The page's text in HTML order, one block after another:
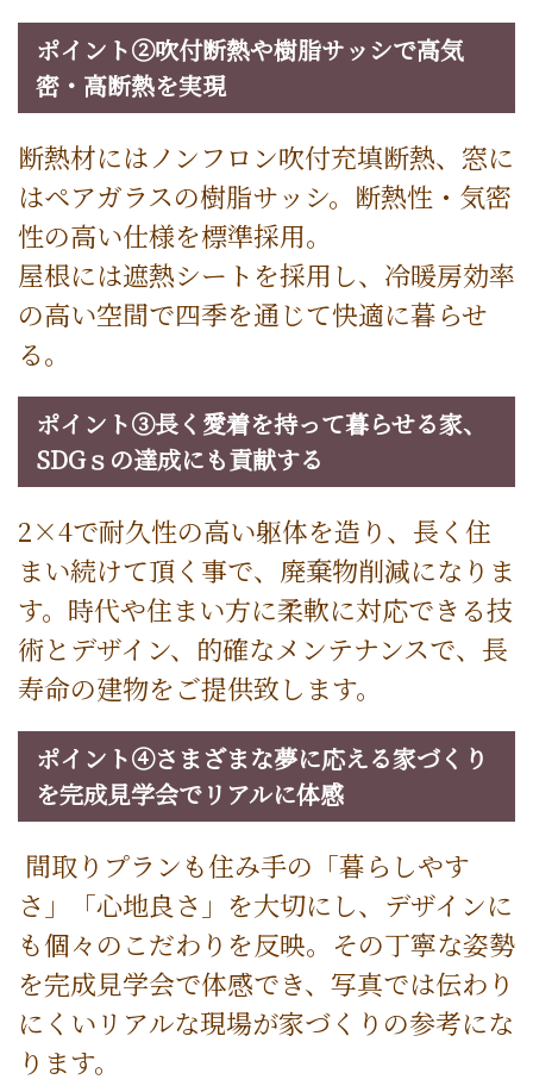
ポイント②吹付断熱や樹脂サッシで高気
密・高断熱を実現
断熱材にはノンフロン吹付充填断熱、窓に
はペアガラスの樹脂サッシ。断熱性・気密
性の高い仕様を標準採用。
屋根には遮熱シートを採用し、冷暖房効率
の高い空間で四季を通じて快適に暮らせ
る。
ポイント③長く愛着を持って暮らせる家、
SDGｓの達成にも貢献する
2×4で耐久性の高い躯体を造り、長く住
まい続けて頂く事で、廃棄物削減になりま
す。時代や住まい方に柔軟に対応できる技
術とデザイン、的確なメンテナンスで、長
寿命の建物をご提供致します。
ポイント④さまざまな夢に応える家づくり
を完成見学会でリアルに体感
間取りプランも住み手の「暮らしやす
さ」「心地良さ」を大切にし、デザインに
も個々のこだわりを反映。その丁寧な姿勢
を完成見学会で体感でき、写真では伝わり
にくいリアルな現場が家づくりの参考にな
ります。